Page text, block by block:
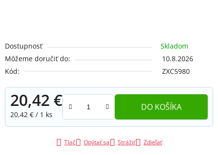
Dostupnosť
Skladom
Môžeme doručiť do:
10.8.2026
Kód:
ZXC5980
20,42 €
Jednotková cena:
20,42 € / 1 ks
DO KOŠÍKA
Tlač Opýtať sa Strážiť Zdieľať